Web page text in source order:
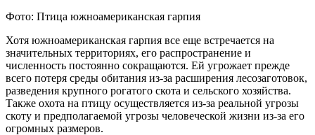
Фото: Птица южноамериканская гарпия
Хотя южноамериканская гарпия все еще встречается на
значительных территориях, его распространение и
численность постоянно сокращаются. Ей угрожает прежде
всего потеря среды обитания из-за расширения лесозаготовок,
разведения крупного рогатого скота и сельского хозяйства.
Также охота на птицу осуществляется из-за реальной угрозы
скоту и предполагаемой угрозы человеческой жизни из-за его
огромных размеров.